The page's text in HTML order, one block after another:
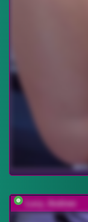
Lucy_Andrew